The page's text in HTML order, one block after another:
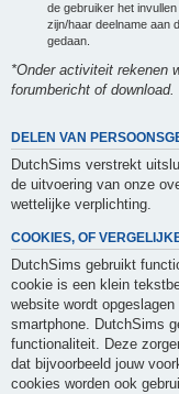
de gebruiker het
zijn/haar deelname aan
gedaan.
*Onder activiteit rekenen
forumbericht of download.
DELEN VAN
DutchSims verstrekt
de uitvoering van onze
wettelijke verplichting.
COOKIES, OF
DutchSims gebruikt
cookie is een klein
website wordt
smartphone. DutchSims
functionaliteit. Deze
dat bijvoorbeeld jouw
cookies worden ook